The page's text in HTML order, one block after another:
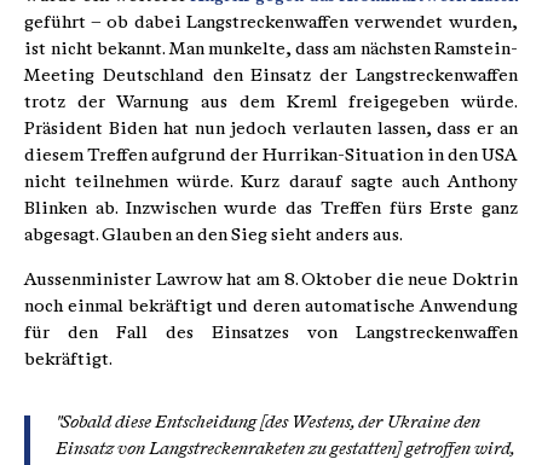
geführt – ob dabei Langstreckenwaffen verwendet wurden,
ist nicht bekannt. Man munkelte, dass am nächsten Ramstein-
Meeting Deutschland den Einsatz der Langstreckenwaffen
trotz der Warnung aus dem Kreml freigegeben würde.
Präsident Biden hat nun jedoch verlauten lassen, dass er an
diesem Treffen aufgrund der Hurrikan-Situation in den USA
nicht teilnehmen würde. Kurz darauf sagte auch Anthony
Blinken ab. Inzwischen wurde das Treffen fürs Erste ganz
abgesagt. Glauben an den Sieg sieht anders aus.
Aussenminister Lawrow hat am 8. Oktober die neue Doktrin
noch einmal bekräftigt und deren automatische Anwendung
für den Fall des Einsatzes von Langstreckenwaffen
bekräftigt.
"Sobald diese Entscheidung [des Westens, der Ukraine den
Einsatz von Langstreckenraketen zu gestatten] getroffen wird,